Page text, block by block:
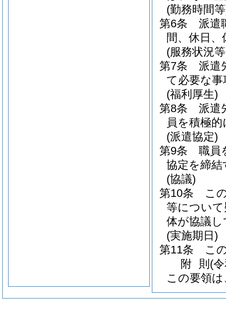
(勤務時間
第6条
派遣
間、休日
(服務状況
第7条
派遣
て必要な
(福利厚生)
第8条
派遣
員を積極
(派遣協定)
第9条
職員
協定を締
(協議)
第10条
こ
等につい
体が協議
(実施期日)
第11条
こ
附 則 (
この要領